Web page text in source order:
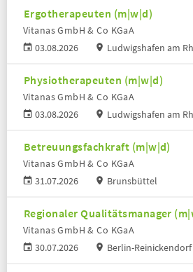
Ergotherapeuten (m|w|d)
03.08.2026
Vitanas GmbH & Co KGaA
Ludwigshafen am
Physiotherapeuten (m|w|d)
03.08.2026
Vitanas GmbH & Co KGaA
Ludwigshafen am
Betreuungsfachkraft (m|w|d)
31.07.2026
Vitanas GmbH & Co KGaA
Brunsbüttel
Regionaler Qualitätsmanager
30.07.2026
Vitanas GmbH & Co KGaA
Berlin-Reinickendorf